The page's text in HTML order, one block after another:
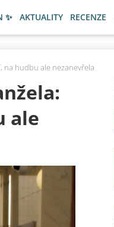
✨ AKTUALITY RECENZE
na hudbu ale nezanevřela
ale